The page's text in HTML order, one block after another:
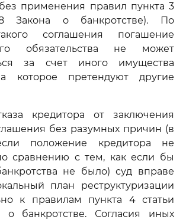
применения правил пункта 3
Закона о банкротстве). По
соглашения погашение
обязательства не может
за счет иного имущества
которое претендуют другие
кредитора от заключения
без разумных причин (в
положение кредитора не
сравнению с тем, как если бы
не было) суд вправе
план реструктуризации
к правилам пункта 4 статьи
о банкротстве. Согласия иных